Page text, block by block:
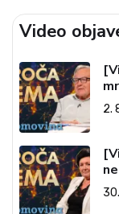
Video
2.
7.